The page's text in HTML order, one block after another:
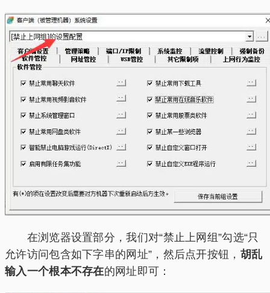
在浏览器设置部分，我们对“禁止上网组”勾选“只
允许访问包含如下字串的网址”，然后点开按钮， 胡乱
输入一个根本不存在的网址即可：